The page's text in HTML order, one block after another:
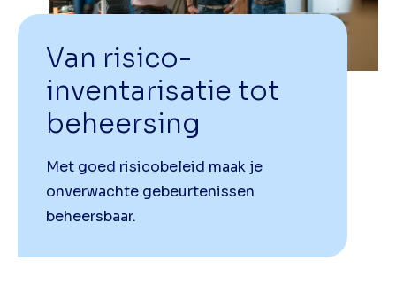
Van risico-
inventarisatie tot
beheersing
Met goed risicobeleid maak je
onverwachte gebeurtenissen
beheersbaar.